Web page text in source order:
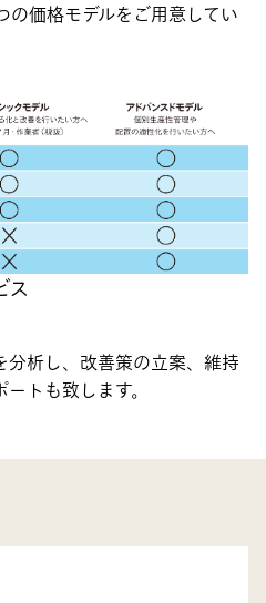
価格モデルをご用意してい
ス
析し、改善策の立案、維持
トも致します。